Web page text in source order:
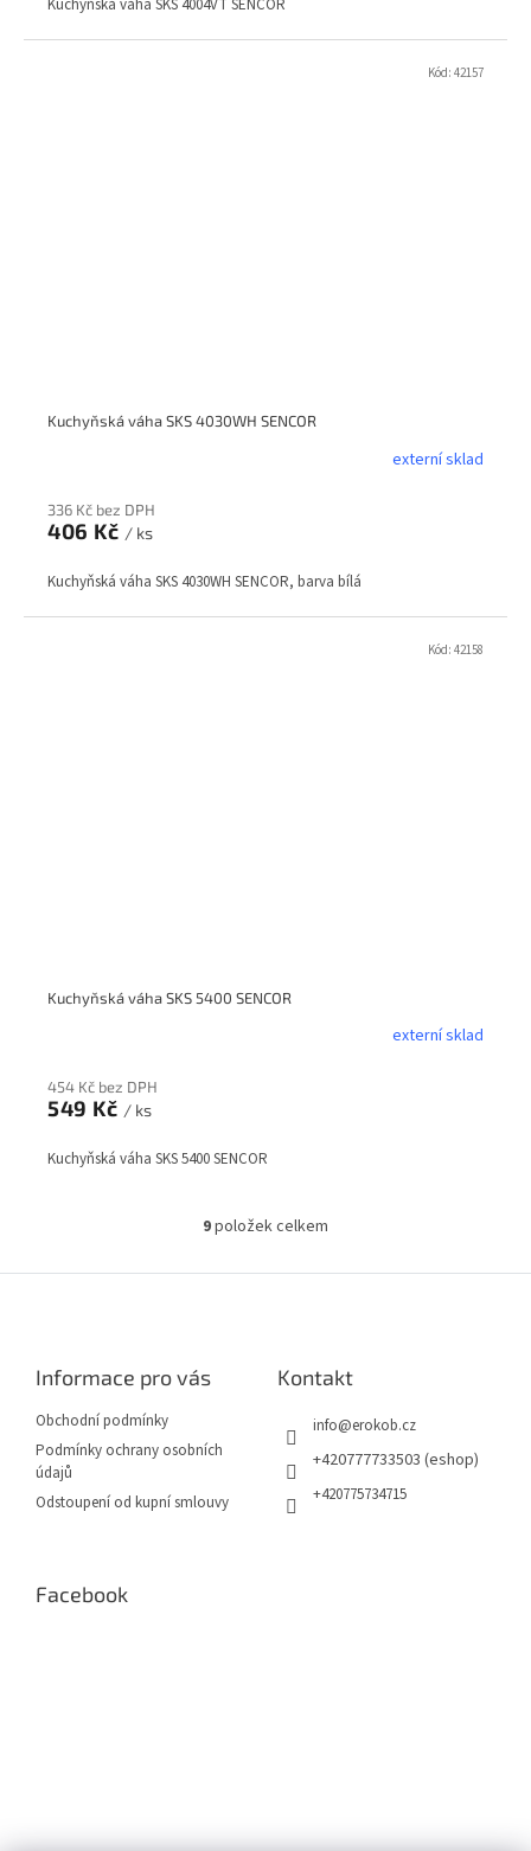
Kuchyňská váha SKS 4004VT SENCOR
Kuchyňská váha SKS 4030WH SENCOR
externí sklad
336 Kč bez DPH
406 Kč / ks
Kuchyňská váha SKS 4030WH SENCOR, barva bílá
Kód: 42157
Kuchyňská váha SKS 5400 SENCOR
externí sklad
454 Kč bez DPH
549 Kč / ks
Kuchyňská váha SKS 5400 SENCOR
Kód: 42158
O
l
9položek celkem
Informace pro vás
Obchodní podmínky
Podmínky ochrany osobních
údajů
Odstoupení od kupní smlouvy
Kontakt
info@erokob.cz
+420777733503 (eshop)
+420775734715
Facebook